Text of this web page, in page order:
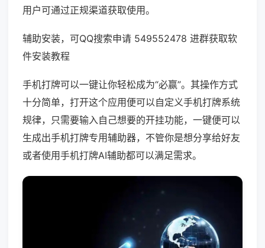
用户可通过正规渠道获取使用。
辅助安装，可QQ搜索申请 549552478 进群获取软
件安装教程
手机打牌可以一键让你轻松成为“必赢”。其操作方式
十分简单，打开这个应用便可以自定义手机打牌系统
规律，只需要输入自己想要的开挂功能，一键便可以
生成出手机打牌专用辅助器，不管你是想分享给好友
或者使用手机打牌AI辅助都可以满足需求。